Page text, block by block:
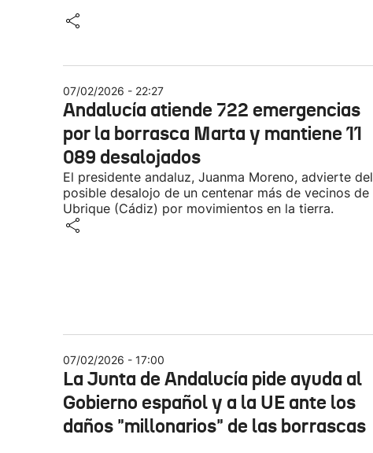
07/02/2026 - 22:27
Andalucía atiende 722 emergencias
por la borrasca Marta y mantiene 11
089 desalojados
El presidente andaluz, Juanma Moreno, advierte del
posible desalojo de un centenar más de vecinos de
Ubrique (Cádiz) por movimientos en la tierra.
07/02/2026 - 17:00
La Junta de Andalucía pide ayuda al
Gobierno español y a la UE ante los
daños "millonarios" de las borrascas